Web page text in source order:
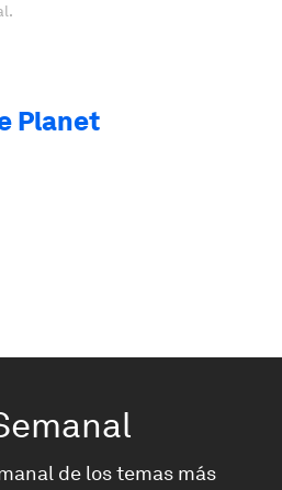
Planet
de los temas más